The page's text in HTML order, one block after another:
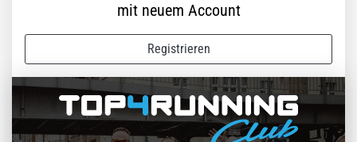
mit neuem Account
Registrieren